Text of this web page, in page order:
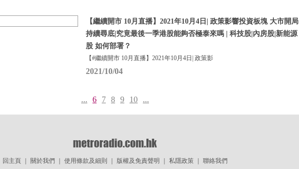
【繼續開市 10月直播】2021年10月4日| 政策影響投資板塊 大市開局
持續尋底|究竟最後一季港股能夠否極泰來嗎 | 科技股|內房股|新能源
股 如何部署？
【#繼續開市 10月直播】2021年10月4日| 政策影
2021/10/04
... 6 7 8 9 10 ...
回主頁｜ 關於我們 使用條款及細則 版權及免責聲明 私隱政策｜ 聯絡我們